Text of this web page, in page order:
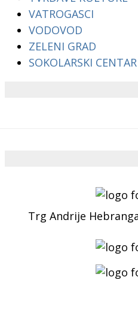
VATROGASCI
VODOVOD
ZELENI GRAD
SOKOLARSKI CENTAR
Trg Andrije